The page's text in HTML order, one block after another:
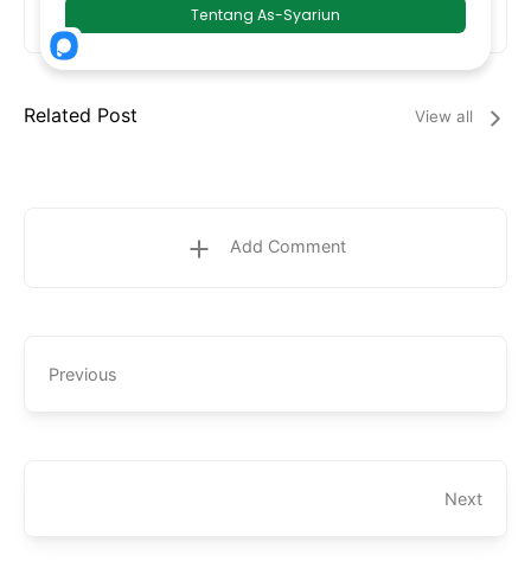
Related Post View all
Add Comment
Previous
Next